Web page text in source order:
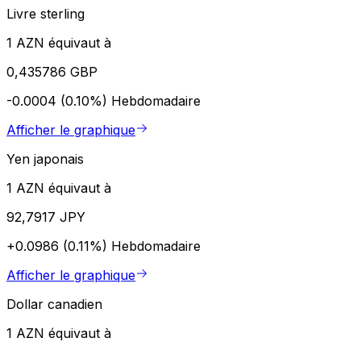
Livre sterling
1 AZN équivaut à
0,435786 GBP
-0.0004 (0.10%) Hebdomadaire
Afficher le graphique
Yen japonais
1 AZN équivaut à
92,7917 JPY
+0.0986 (0.11%) Hebdomadaire
Afficher le graphique
Dollar canadien
1 AZN équivaut à